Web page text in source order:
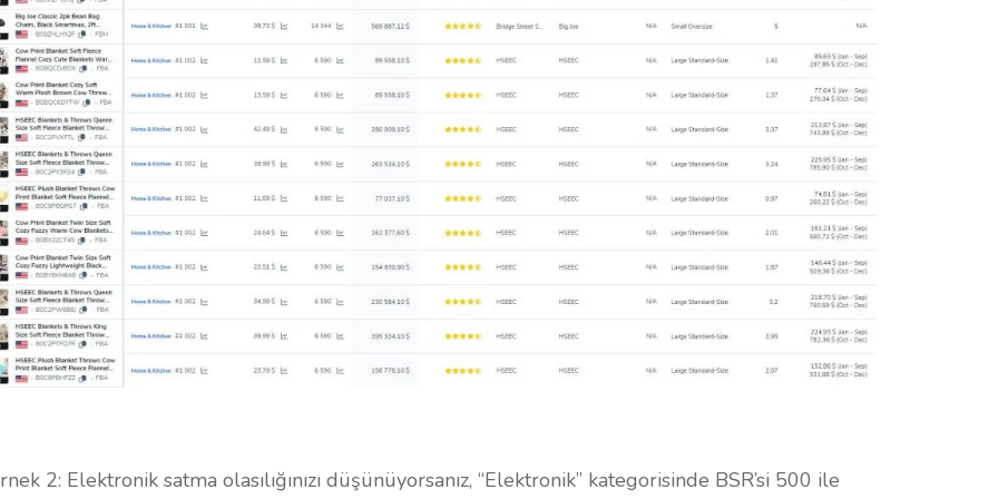
2: Elektronik satma olasılığınızı düşünüyorsanız, “Elektronik” kategorisinde BSR’si 500 ile